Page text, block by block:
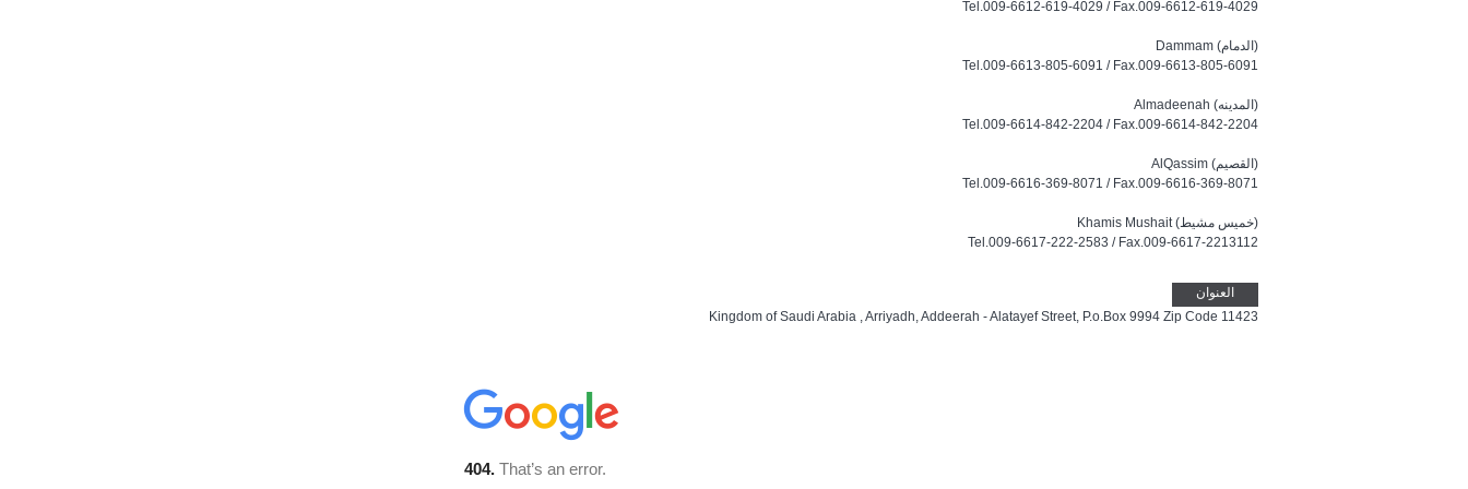
Tel.009-6612-619-4029 / Fax.009-6612-619-4029
Dammam (الدمام)
Tel.009-6613-805-6091 / Fax.009-6613-805-6091
Almadeenah (المدينه)
Tel.009-6614-842-2204 / Fax.009-6614-842-2204
AlQassim (القصيم)
Tel.009-6616-369-8071 / Fax.009-6616-369-8071
Khamis Mushait (خميس مشيط)
Tel.009-6617-222-2583 / Fax.009-6617-2213112
العنوان
Kingdom of Saudi Arabia , Arriyadh, Addeerah - Alatayef Street, P.o.Box 9994 Zip Code 11423